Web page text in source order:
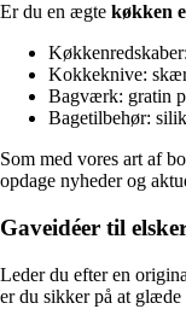
Er du en ægte køkken
Kokkeknive:
Bagværk: gratin
Bagetilbehør:
Som med vores art af
opdage nyheder og
Gaveidéer til
Leder du efter en
er du sikker på at glæde